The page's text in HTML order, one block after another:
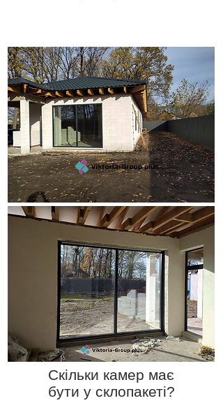
Скільки камер має
бути у склопакеті?